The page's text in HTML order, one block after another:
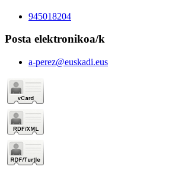
945018204
Posta elektronikoa/k
a-perez@euskadi.eus